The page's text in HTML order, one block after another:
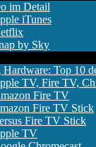
im Detail
iTunes
by Sky
Hardware: Top 10
TV, Fire TV,
Fire TV
Fire TV Stick
Fire TV Stick
TV